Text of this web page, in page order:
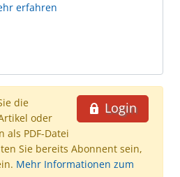
erfahren
Login
die
oder
als PDF-Datei
Sie bereits Abonnent sein,
Mehr Informationen zum